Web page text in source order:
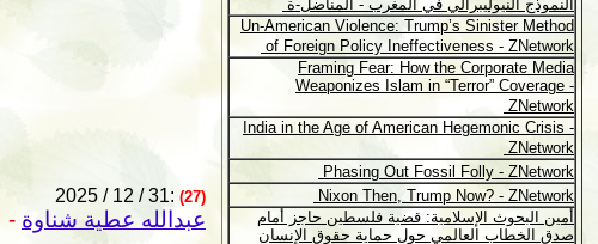
2025 / 12 / 31: (27)
- عبدالله عطية شناوة